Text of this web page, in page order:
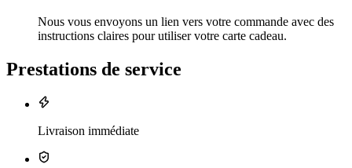
Nous vous envoyons un lien vers votre commande avec des
instructions claires pour utiliser votre carte cadeau.
Prestations de service
Livraison immédiate